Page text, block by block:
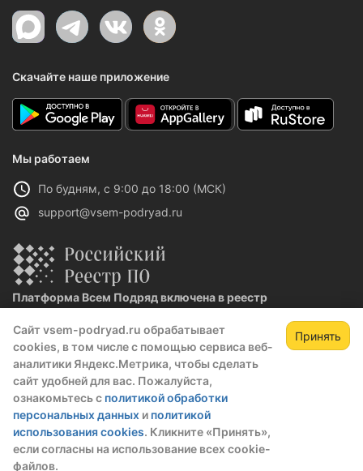
Сайт vsem-podryad.ru обрабатывает
cookies, в том числе с помощью сервиса веб-
аналитики Яндекс.Метрика, чтобы сделать
сайт удобней для вас. Пожалуйста,
ознакомьтесь с политикой обработки
персональных данных и политикой
использования cookies. Кликните «Принять»,
если согласны на использование всех cookie-
файлов.
Принять
Скачайте наше приложение
Мы работаем
По будням, с 9:00 до 18:00 (МСК)
support@vsem-podryad.ru
Платформа Всем Подряд включена в реестр
Реестровая запись №32021 от 06.02.2026
Политика конфиденциальности
О компании
© 2016 — 2026 ООО "Промтех"